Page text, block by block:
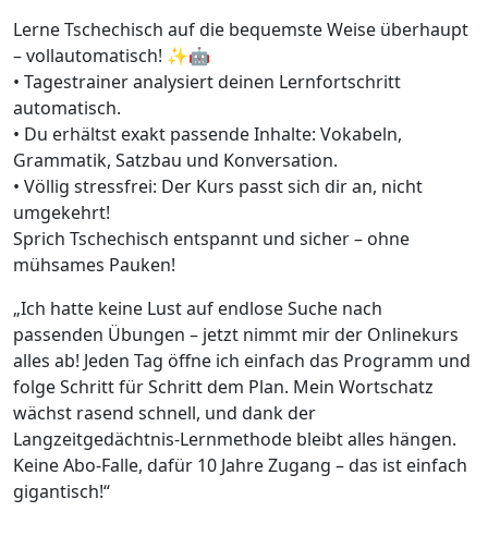
Lerne Tschechisch auf die bequemste Weise überhaupt
– vollautomatisch! ✨🤖
• Tagestrainer analysiert deinen Lernfortschritt
automatisch.
• Du erhältst exakt passende Inhalte: Vokabeln,
Grammatik, Satzbau und Konversation.
• Völlig stressfrei: Der Kurs passt sich dir an, nicht
umgekehrt!
Sprich Tschechisch entspannt und sicher – ohne
mühsames Pauken!
„Ich hatte keine Lust auf endlose Suche nach
passenden Übungen – jetzt nimmt mir der Onlinekurs
alles ab! Jeden Tag öffne ich einfach das Programm und
folge Schritt für Schritt dem Plan. Mein Wortschatz
wächst rasend schnell, und dank der
Langzeitgedächtnis-Lernmethode bleibt alles hängen.
Keine Abo-Falle, dafür 10 Jahre Zugang – das ist einfach
gigantisch!“